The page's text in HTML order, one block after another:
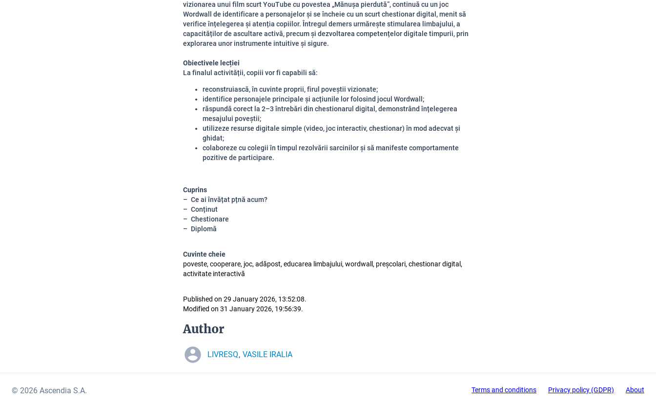
vizionarea unui film scurt YouTube cu povestea „Mănușa pierdută”, continuă cu un joc
Wordwall de identificare a personajelor și se încheie cu un scurt chestionar digital, menit să
verifice înțelegerea și atenția copiilor. Întregul demers urmărește stimularea limbajului, a
capacităților de ascultare activă, precum și dezvoltarea competențelor digitale timpurii, prin
explorarea unor instrumente intuitive și sigure.
Obiectivele lecției
La finalul activității, copiii vor fi capabili să:
reconstruiască, în cuvinte proprii, firul poveștii vizionate;
identifice personajele principale și acțiunile lor folosind jocul Wordwall;
răspundă corect la 2–3 întrebări din chestionarul digital, demonstrând înțelegerea
mesajului poveștii;
utilizeze resurse digitale simple (video, joc interactiv, chestionar) în mod adecvat și
ghidat;
colaboreze cu colegii în timpul rezolvării sarcinilor și să manifeste comportamente
pozitive de participare.
Cuprins
Ce ai învățat pțnă acum?
Conținut
Chestionare
Diplomă
Cuvinte cheie
poveste, cooperare, joc, adăpost, educarea limbajului, wordwall, preșcolari, chestionar digital,
activitate interactivă
Published on 29 January 2026, 13:52:08.
Modified on 31 January 2026, 19:56:39.
Author
LIVRESQ, VASILE IRALIA
© 2026 Ascendia S.A. Terms and conditions Privacy policy (GDPR) About